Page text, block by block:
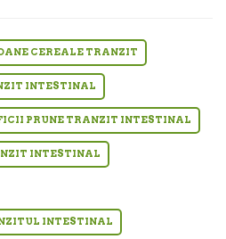
CEREALE TRANZIT
INTESTINAL
PRUNE TRANZIT INTESTINAL
INTESTINAL
INTESTINAL